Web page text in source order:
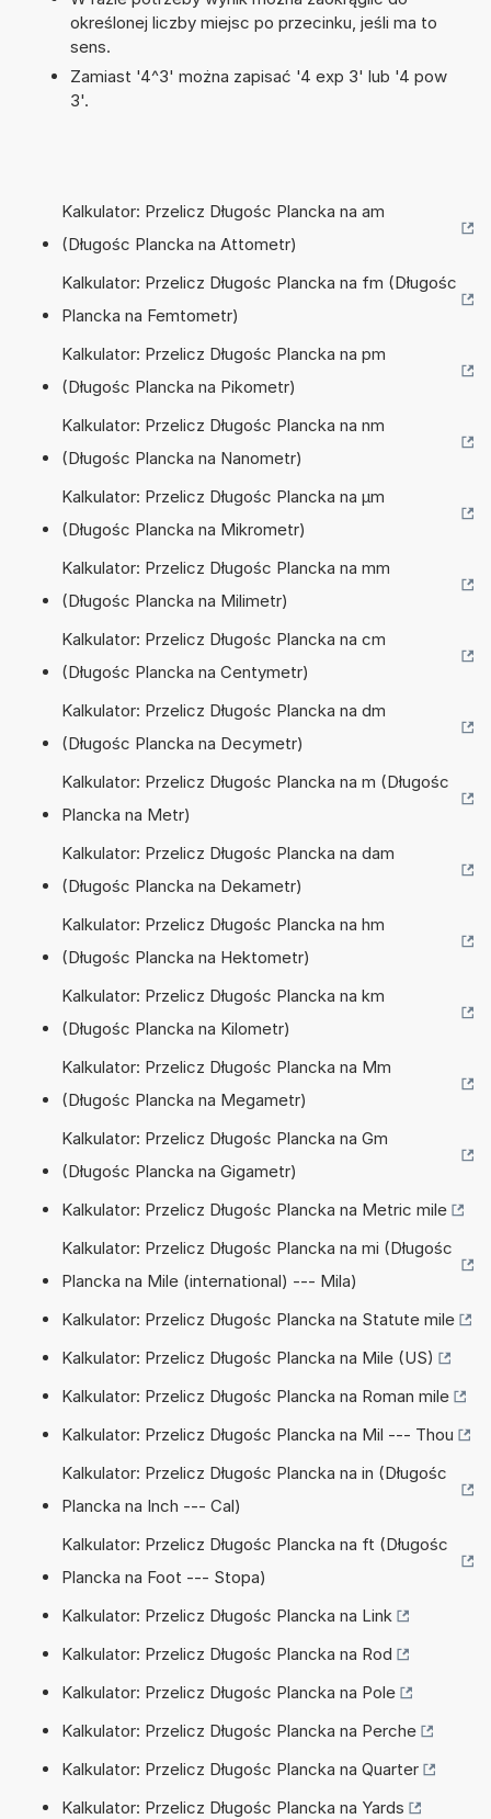
określonej liczby miejsc po przecinku, jeśli ma to
sens.
Zamiast '4^3' można zapisać '4 exp 3' lub '4 pow
3'.
Kalkulator: Przelicz Długośc Plancka na am
(Długośc Plancka na Attometr)
Kalkulator: Przelicz Długośc Plancka na fm (Długośc
Plancka na Femtometr)
Kalkulator: Przelicz Długośc Plancka na pm
(Długośc Plancka na Pikometr)
Kalkulator: Przelicz Długośc Plancka na nm
(Długośc Plancka na Nanometr)
Kalkulator: Przelicz Długośc Plancka na µm
(Długośc Plancka na Mikrometr)
Kalkulator: Przelicz Długośc Plancka na mm
(Długośc Plancka na Milimetr)
Kalkulator: Przelicz Długośc Plancka na cm
(Długośc Plancka na Centymetr)
Kalkulator: Przelicz Długośc Plancka na dm
(Długośc Plancka na Decymetr)
Kalkulator: Przelicz Długośc Plancka na m (Długośc
Plancka na Metr)
Kalkulator: Przelicz Długośc Plancka na dam
(Długośc Plancka na Dekametr)
Kalkulator: Przelicz Długośc Plancka na hm
(Długośc Plancka na Hektometr)
Kalkulator: Przelicz Długośc Plancka na km
(Długośc Plancka na Kilometr)
Kalkulator: Przelicz Długośc Plancka na Mm
(Długośc Plancka na Megametr)
Kalkulator: Przelicz Długośc Plancka na Gm
(Długośc Plancka na Gigametr)
Kalkulator: Przelicz Długośc Plancka na Metric mile
Kalkulator: Przelicz Długośc Plancka na mi (Długośc
Plancka na Mile (international) --- Mila)
Kalkulator: Przelicz Długośc Plancka na Statute mile
Kalkulator: Przelicz Długośc Plancka na Mile (US)
Kalkulator: Przelicz Długośc Plancka na Roman mile
Kalkulator: Przelicz Długośc Plancka na Mil --- Thou
Kalkulator: Przelicz Długośc Plancka na in (Długośc
Plancka na Inch --- Cal)
Kalkulator: Przelicz Długośc Plancka na ft (Długośc
Plancka na Foot --- Stopa)
Kalkulator: Przelicz Długośc Plancka na Link
Kalkulator: Przelicz Długośc Plancka na Rod
Kalkulator: Przelicz Długośc Plancka na Pole
Kalkulator: Przelicz Długośc Plancka na Perche
Kalkulator: Przelicz Długośc Plancka na Quarter
Kalkulator: Przelicz Długośc Plancka na Yards